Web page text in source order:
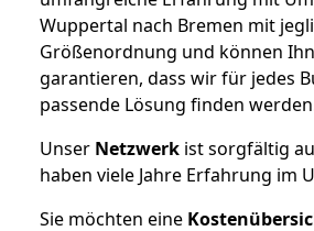
Wuppertal nach Bremen mit
Größenordnung und können
garantieren, dass wir für jedes
passende Lösung finden
Unser Netzwerk ist sorgfältig
haben viele Jahre Erfahrung im
Sie möchten eine